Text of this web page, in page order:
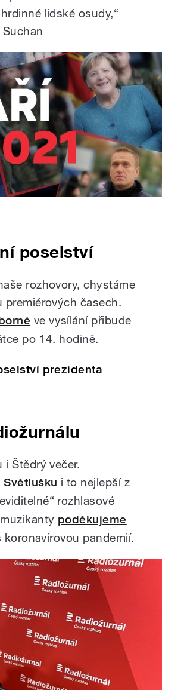
lidské osudy,“
poselství
rozhovory, chystáme
premiérových časech.
ve vysílání přibude
po 14. hodině.
prezidenta
Štědrý večer.
i to nejlepší z
rozhlasové
poděkujeme
pandemií.